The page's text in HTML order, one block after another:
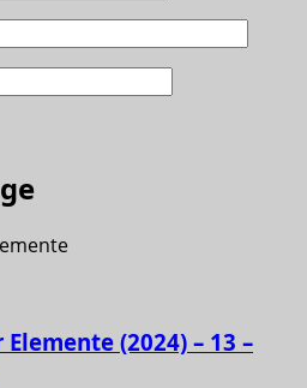
(2024) – 13 –